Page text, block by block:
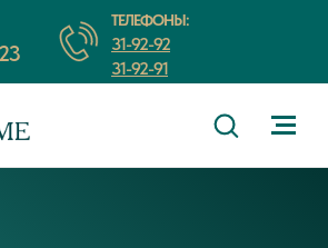
ТЕЛЕФОНЫ:
31-92-92
31-92-91